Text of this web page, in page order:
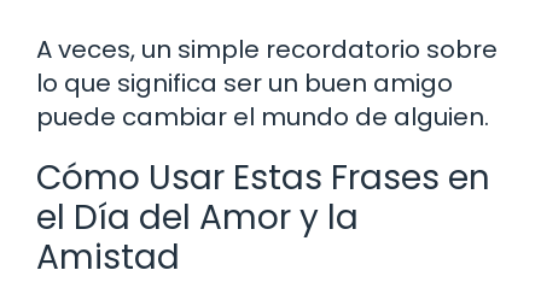
A veces, un simple recordatorio sobre
lo que significa ser un buen amigo
puede cambiar el mundo de alguien.
Cómo Usar Estas Frases en
el Día del Amor y la
Amistad